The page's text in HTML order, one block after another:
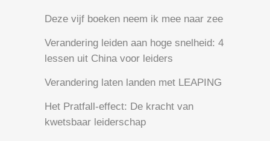
Deze vijf boeken neem ik mee naar zee
Verandering leiden aan hoge snelheid: 4
lessen uit China voor leiders
Verandering laten landen met LEAPING
Het Pratfall-effect: De kracht van
kwetsbaar leiderschap